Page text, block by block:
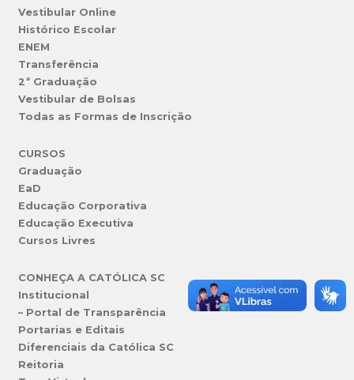
Vestibular Online
Histórico Escolar
ENEM
Transferência
2ª Graduação
Vestibular de Bolsas
Todas as Formas de Inscrição
CURSOS
Graduação
EaD
Educação Corporativa
Educação Executiva
Cursos Livres
CONHEÇA A CATÓLICA SC
Institucional
– Portal de Transparência
Portarias e Editais
Diferenciais da Católica SC
Reitoria